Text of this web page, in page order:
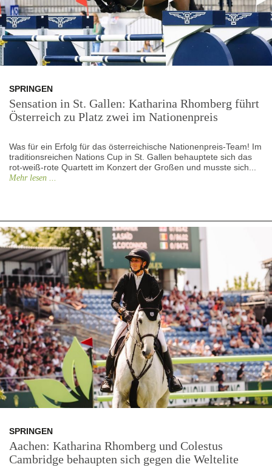
SPRINGEN
Sensation in St. Gallen: Katharina Rhomberg führt
Österreich zu Platz zwei im Nationenpreis
Was für ein Erfolg für das österreichische Nationenpreis-Team! Im
traditionsreichen Nations Cup in St. Gallen behauptete sich das
rot-weiß-rote Quartett im Konzert der Großen und musste sich...
Mehr lesen ...
SPRINGEN
Aachen: Katharina Rhomberg und Colestus
Cambridge behaupten sich gegen die Weltelite